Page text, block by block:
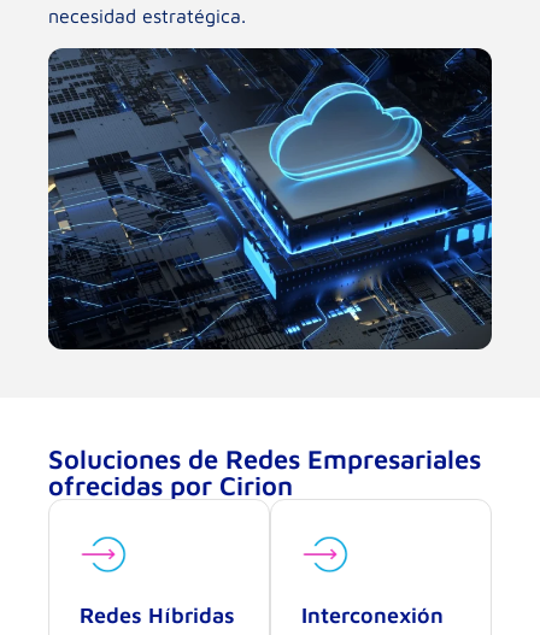
necesidad estratégica.
Soluciones de Redes Empresariales
ofrecidas por Cirion
Redes Híbridas
Interconexión